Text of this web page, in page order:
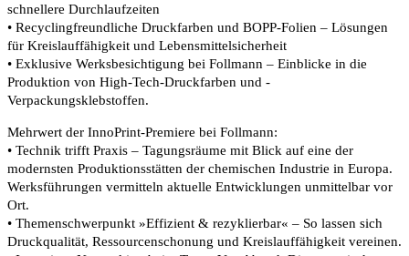
schnellere Durchlaufzeiten
• Recyclingfreundliche Druckfarben und BOPP-Folien – Lösungen
für Kreislauffähigkeit und Lebensmittelsicherheit
• Exklusive Werksbesichtigung bei Follmann – Einblicke in die
Produktion von High-Tech-Druckfarben und -
Verpackungsklebstoffen.
Mehrwert der InnoPrint-Premiere bei Follmann:
• Technik trifft Praxis – Tagungsräume mit Blick auf eine der
modernsten Produktionsstätten der chemischen Industrie in Europa.
Werksführungen vermitteln aktuelle Entwicklungen unmittelbar vor
Ort.
• Themenschwerpunkt »Effizient & rezyklierbar« – So lassen sich
Druckqualität, Ressourcenschonung und Kreislauffähigkeit vereinen.